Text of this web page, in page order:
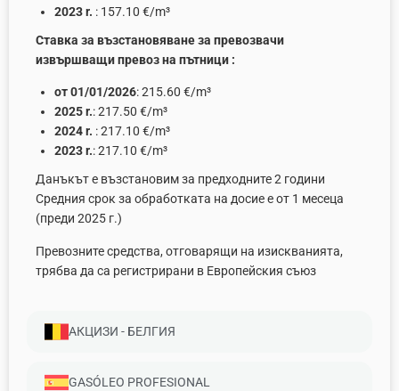
AКЦИЗИ - БЕЛГИЯ
GASÓLEO PROFESIONAL
2023 r. : 157.10 €/m³
Cтавка за възстановяване за превозвачи
извършващи превоз на пътници :
от 01/01/2026: 215.60 €/m³
2025 r.: 217.50 €/m³
2024 r. : 217.10 €/m³
2023 r.: 217.10 €/m³
Данъкът е възстановим за предходните 2 години
Средния срок за обработката на досие е от 1 месеца
(преди 2025 г.)
Превозните средства, отговарящи на изискванията,
трябва да са регистрирани в Европейския съюз